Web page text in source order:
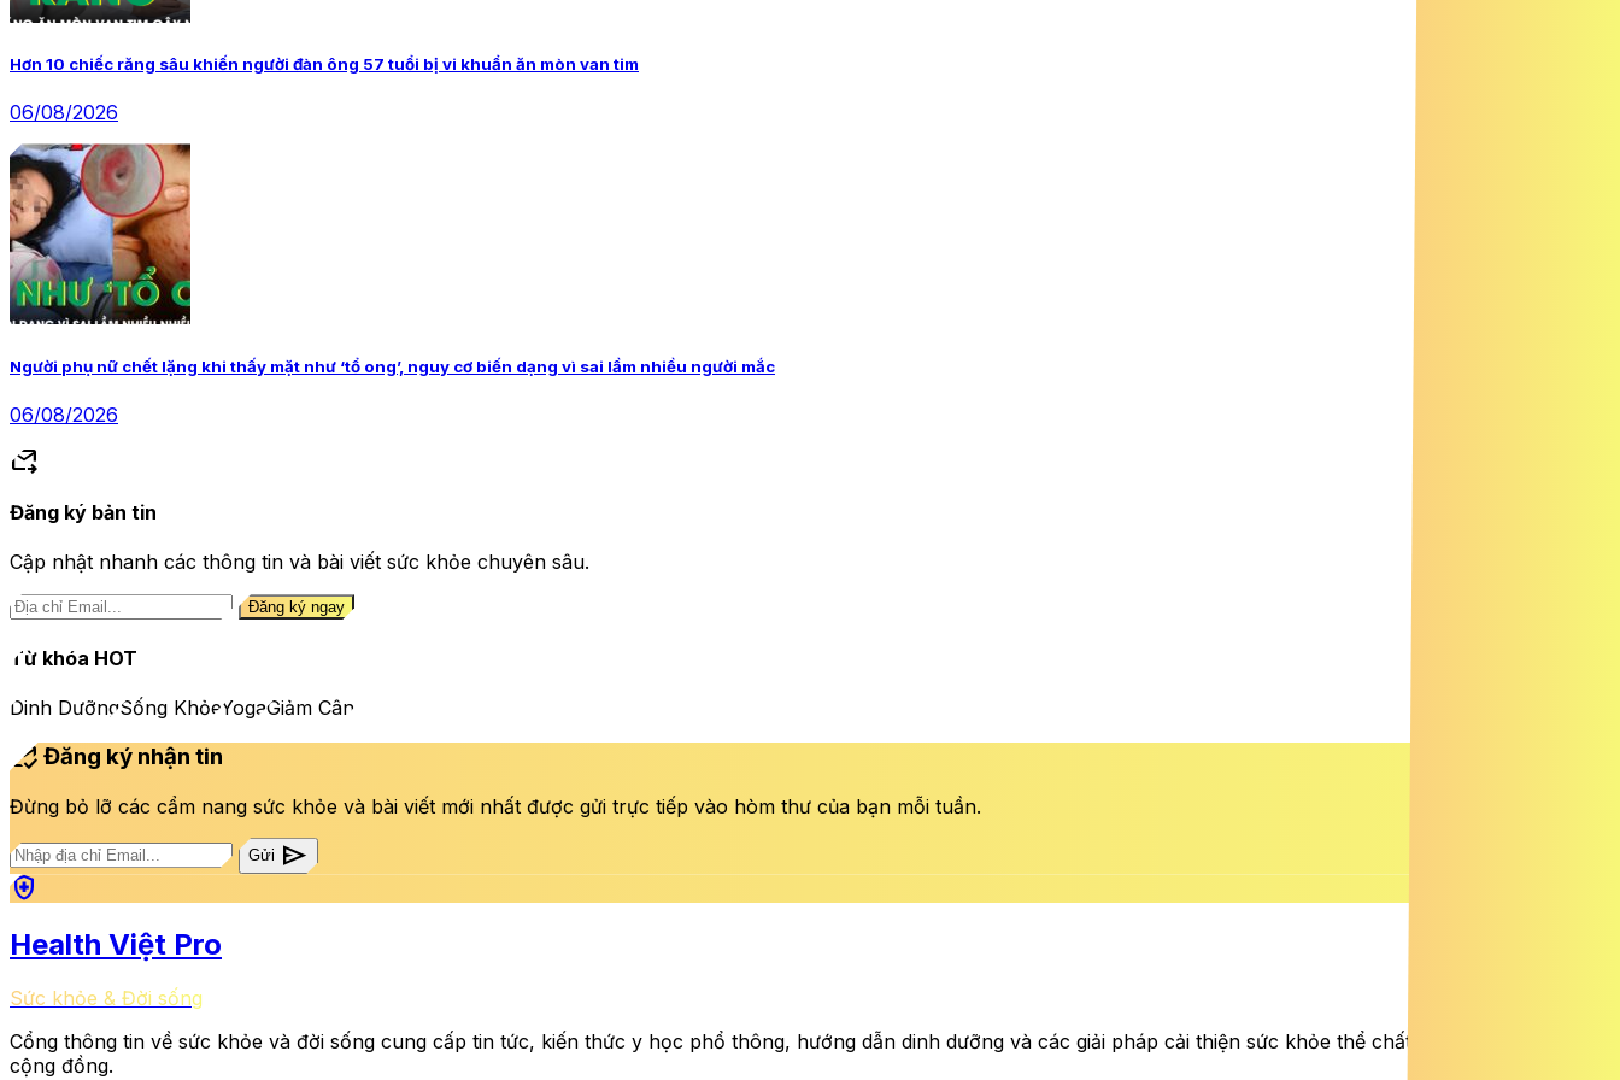
Hơn 10 chiếc răng sâu khiến người đàn ông 57 tuổi bị vi khuẩn ăn mòn van tim
06/08/2026
Người phụ nữ chết lặng khi thấy mặt như ‘tổ ong’, nguy cơ biến dạng vì sai lầm nhiều người mắc
06/08/2026
forward_to_inbox
Đăng ký bản tin
Cập nhật nhanh các thông tin và bài viết sức khỏe chuyên sâu.
Đăng ký ngay
Từ khóa HOT
Dinh DưỡngSống KhỏeYogaGiảm Cân
mark_email_read Đăng ký nhận tin
Đừng bỏ lỡ các cẩm nang sức khỏe và bài viết mới nhất được gửi trực tiếp vào hòm thư của bạn mỗi tuần.
Gửi send
health_and_safety
Health Việt Pro
Sức khỏe & Đời sống
Cổng thông tin về sức khỏe và đời sống cung cấp tin tức, kiến thức y học phổ thông, hướng dẫn dinh dưỡng và các giải pháp cải thiện sức khỏe thể chất lẫn tinh thần cho
cộng đồng.